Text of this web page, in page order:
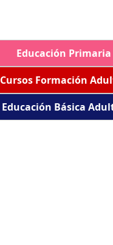
Educación Primaria
Cursos Formación
Educación Básica